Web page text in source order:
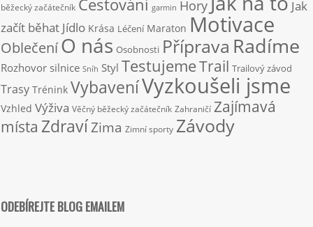
běžecký začátečník Cestování garmin Hory
Jak
začít běhat Jídlo Krása Léčení Maraton Motivace
OblečeníO nás Osobnosti Příprava Radíme
Rozhovor silnice Sníh Styl TestujemeTrail Trailový závod
Trasy Trénink VybaveníVyzkoušeli jsme
Vzhled Výživa Věčný běžecký začátečník Zahraničí Zajímavá
místa ZdravíZima Zimní sporty Závody
ODEBÍREJTE BLOG EMAILEM